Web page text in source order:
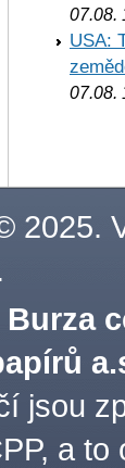
07.08.
USA:
07.08.
2025.
Burza
jsou
a to